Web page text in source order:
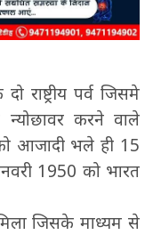
पर्व जिसमे
करने वाले
आजादी भले ही 15
1950 को भारत
जिसके माध्यम से